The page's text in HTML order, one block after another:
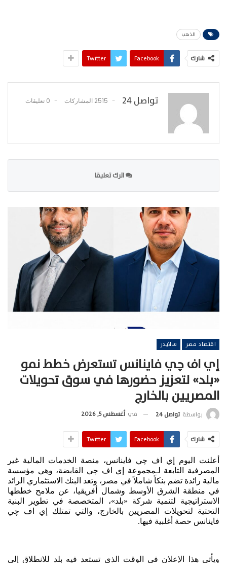
الذهب
شارك Facebook
Twitter
تواصل 24 2515 المشاركات 0 تعليقات
اترك تعليقا
اقتصاد مصر سلايدر
إي اف چي فاينانس تستعرض خطط نمو
«بلد» لتعزيز حضورها في سوق تحويلات
المصريين بالخارج
بواسطة تواصل 24 في أغسطس 5, 2026
شارك Facebook
Twitter
أعلنت اليوم إي اف چي فاينانس، منصة الخدمات المالية غير
المصرفية التابعة لـمجموعة إي اف چي القابضة، وهي مؤسسة
مالية رائدة تضم بنكاً شاملاً في مصر، وتعد البنك الاستثماري الرائد
في منطقة الشرق الأوسط وشمال أفريقيا، عن ملامح خططها
الاستراتيجية لتنمية شركة «بلد»، المتخصصة في تطوير البنية
التحتية لتحويلات المصريين بالخارج، والتي تمتلك إي اف چي
فاينانس حصة أغلبية فيها.
ويأتي هذا الإعلان في الوقت الذي تستعد فيه بلد للانطلاق إلى